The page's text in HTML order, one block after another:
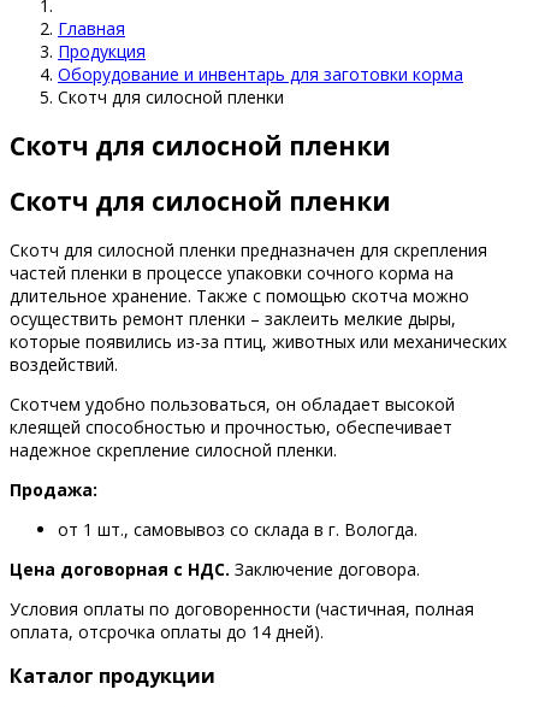
Главная
Продукция
Оборудование и инвентарь для заготовки корма
Скотч для силосной пленки
Скотч для силосной пленки
Скотч для силосной пленки
Скотч для силосной пленки предназначен для скрепления
частей пленки в процессе упаковки сочного корма на
длительное хранение. Также с помощью скотча можно
осуществить ремонт пленки – заклеить мелкие дыры,
которые появились из-за птиц, животных или механических
воздействий.
Скотчем удобно пользоваться, он обладает высокой
клеящей способностью и прочностью, обеспечивает
надежное скрепление силосной пленки.
Продажа:
от 1 шт., самовывоз со склада в г. Вологда.
Цена договорная с НДС. Заключение договора.
Условия оплаты по договоренности (частичная, полная
оплата, отсрочка оплаты до 14 дней).
Каталог продукции